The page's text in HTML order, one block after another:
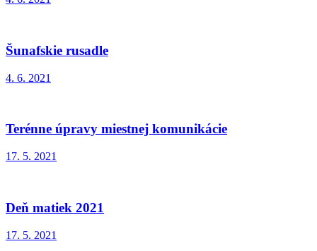
Šunafskie rusadle
4. 6. 2021
Terénne úpravy miestnej komunikácie
17. 5. 2021
Deň matiek 2021
17. 5. 2021